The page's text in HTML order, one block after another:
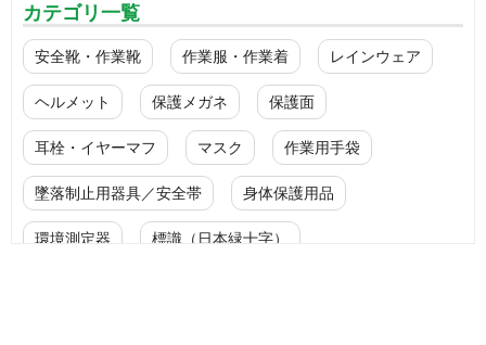
カテゴリ一覧
安全靴・作業靴 作業服・作業着 レインウェア
ヘルメット 保護メガネ 保護面
耳栓・イヤーマフ マスク 作業用手袋
墜落制止用器具／安全帯 身体保護用品
環境測定器 標識（日本緑十字）